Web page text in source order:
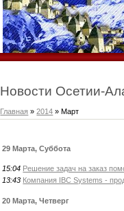
Новости Осетии-
Главная »2014 » Март
29 Марта, Суббота
15:04 Решение задач на заказ
13:43 Компания IBC Systems -
20 Марта, Четверг